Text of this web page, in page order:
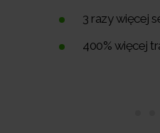
3 razy więcej
400% więcej